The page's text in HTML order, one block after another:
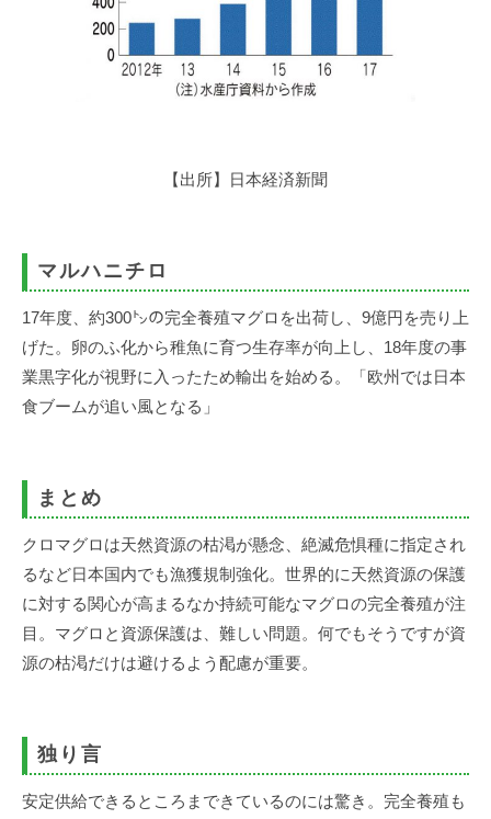
【出所】日本経済新聞
マルハニチロ
17年度、約300㌧の完全養殖マグロを出荷し、9億円を売り上
げた。卵のふ化から稚魚に育つ生存率が向上し、18年度の事
業黒字化が視野に入ったため輸出を始める。「欧州では日本
食ブームが追い風となる」
まとめ
クロマグロは天然資源の枯渇が懸念、絶滅危惧種に指定され
るなど日本国内でも漁獲規制強化。世界的に天然資源の保護
に対する関心が高まるなか持続可能なマグロの完全養殖が注
目。マグロと資源保護は、難しい問題。何でもそうですが資
源の枯渇だけは避けるよう配慮が重要。
独り言
安定供給できるところまできているのには驚き。完全養殖も